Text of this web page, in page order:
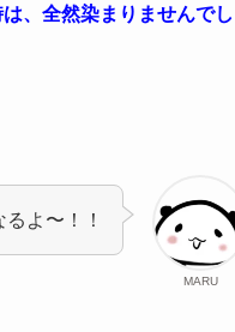
、全然染まりませんでし
MARU
よ〜！！